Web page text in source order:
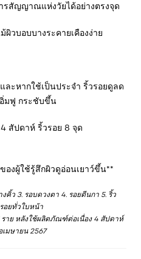
รสัญญาณแห่งวัยได้อย่างตรงจุด
วบอบบางระคายเคืองง่าย
ละหากใช้เป็นประจำ ริ้วรอยดูลด
อิ่มฟู กระชับขึ้น
สัปดาห์ ริ้วรอย 8 จุด
วดูอ่อนเยาว์ขึ้น**
คิ้ว 3. รอบดวงตา 4. รอยตีนกา 5. ริ้ว
อยทั่วใบหน้า
าย หลังใช้ผลิตภัณฑ์ต่อเนื่อง 4 สัปดาห์
เมษายน 2567